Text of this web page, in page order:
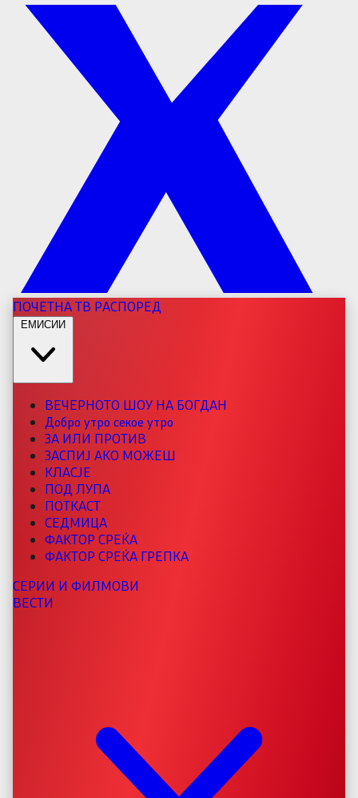
ПОЧЕТНАТВ РАСПОРЕД
ЕМИСИИ
ВЕЧЕРНОТО ШОУ НА БОГДАН
Добро утро секое утро
ЗА ИЛИ ПРОТИВ
ЗАСПИЈ АКО МОЖЕШ
КЛАСЈЕ
ПОД ЛУПА
ПОТКАСТ
СЕДМИЦА
ФАКТОР СРЕЌА
ФАКТОР СРЕЌА ГРЕПКА
СЕРИИ И ФИЛМОВИ
ВЕСТИ